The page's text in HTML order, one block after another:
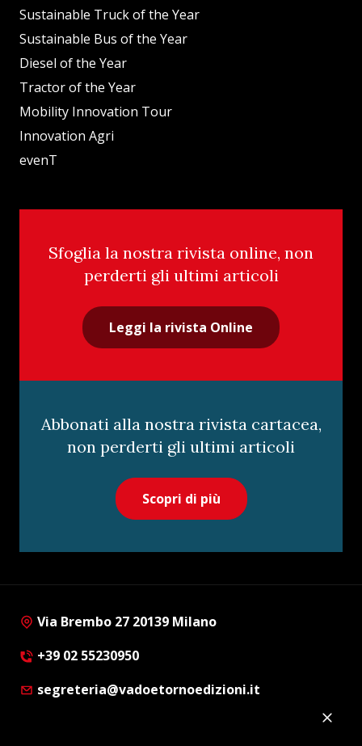
Sustainable Truck of the Year
Sustainable Bus of the Year
Diesel of the Year
Tractor of the Year
Mobility Innovation Tour
Innovation Agri
evenT
Sfoglia la nostra rivista online, non
perderti gli ultimi articoli
Leggi la rivista Online
Abbonati alla nostra rivista cartacea,
non perderti gli ultimi articoli
Scopri di più
Via Brembo 27 20139 Milano
+39 02 55230950
segreteria@vadoetornoedizioni.it